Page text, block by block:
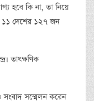
হবে কি না, তা নিয়ে
১১ দেশের ১২৭ জন
তাৎক্ষণিক
সংবাদ সম্মেলন করেন